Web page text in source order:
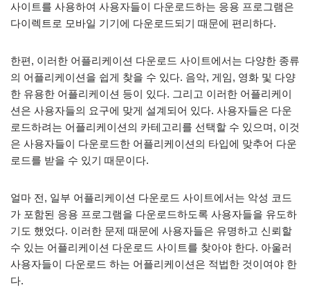
사이트를 사용하여 사용자들이 다운로드하는 응용 프로그램은
다이렉트로 모바일 기기에 다운로드되기 때문에 편리하다.
한편, 이러한 어플리케이션 다운로드 사이트에서는 다양한 종류
의 어플리케이션을 쉽게 찾을 수 있다. 음악, 게임, 영화 및 다양
한 유용한 어플리케이션 등이 있다. 그리고 이러한 어플리케이
션은 사용자들의 요구에 맞게 설계되어 있다. 사용자들은 다운
로드하려는 어플리케이션의 카테고리를 선택할 수 있으며, 이것
은 사용자들이 다운로드한 어플리케이션의 타입에 맞추어 다운
로드를 받을 수 있기 때문이다.
얼마 전, 일부 어플리케이션 다운로드 사이트에서는 악성 코드
가 포함된 응용 프로그램을 다운로드하도록 사용자들을 유도하
기도 했었다. 이러한 문제 때문에 사용자들은 유명하고 신뢰할
수 있는 어플리케이션 다운로드 사이트를 찾아야 한다. 아울러
사용자들이 다운로드 하는 어플리케이션은 적법한 것이여야 한
다.